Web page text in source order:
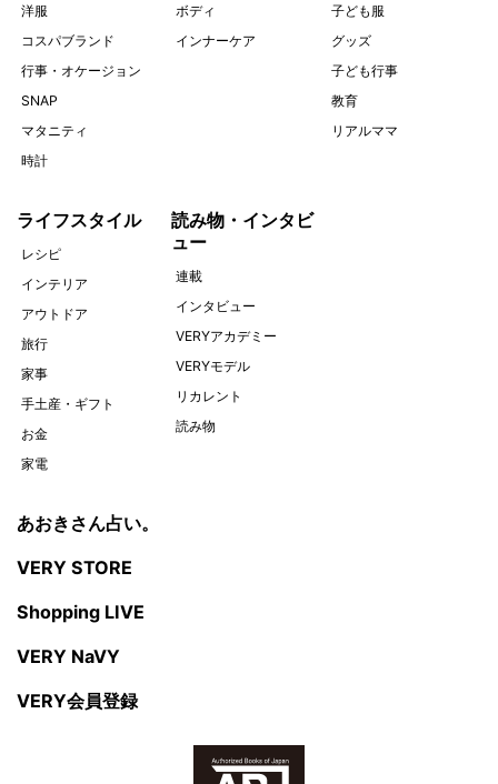
洋服
コスパブランド
行事・オケージョン
SNAP
マタニティ
時計
ボディ
インナーケア
子ども服
グッズ
子ども行事
教育
リアルママ
ライフスタイル
レシピ
インテリア
アウトドア
旅行
家事
手土産・ギフト
お金
家電
読み物・インタビ
ュー
連載
インタビュー
VERYアカデミー
VERYモデル
リカレント
読み物
あおきさん占い。
VERY STORE
Shopping LIVE
VERY NaVY
VERY会員登録